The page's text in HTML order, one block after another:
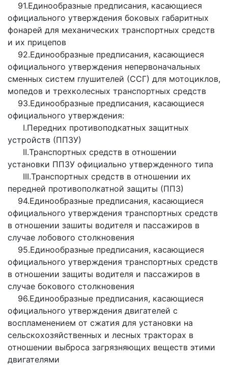
91.Единообразные предписания, касающиеся
официального утверждения боковых габаритных
фонарей для механических транспортных средств
и их прицепов
92.Единообразные предписания, касающиеся
официального утверждения непервоначальных
сменных систем глушителей (ССГ) для мотоциклов,
мопедов и трехколесных транспортных средств
93.Единообразные предписания, касающиеся
официального утверждения:
I.Передних противоподкатных защитных
устройств (ППЗУ)
II.Транспортных средств в отношении
установки ППЗУ официально утвержденного типа
III.Транспортных средств в отношении их
передней противополкатной защиты (ППЗ)
94.Единообразные предписания, касающиеся
официального утверждения транспортных средств
в отношении зашиты водителя и пассажиров в
случае лобового столкновения
95.Единообразные предписания, касающиеся
официального утверждения транспортных средств
в отношении защиты водителя и пассажиров в
случае бокового столкновения
96.Единообразные предписания, касающиеся
официального утверждения двигателей с
воспламенением от сжатия для установки на
сельскохозяйственных и лесных тракторах в
отношении выброса загрязняющих веществ этими
двигателями